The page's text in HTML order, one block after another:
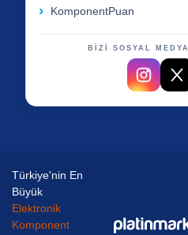
KomponentPuan
BİZİ SOSYAL
Türkiye'nin En
Büyük
Elektronik
Komponent